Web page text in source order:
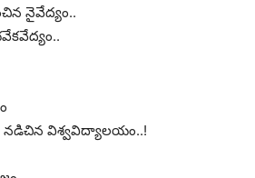
నైవేద్యం..
నడిచిన విశ్వవిద్యాలయం..!